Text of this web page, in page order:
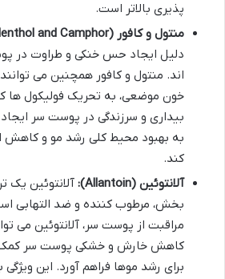
پذیری بالاتر است.
منتول و کافور (Menthol and Camphor):
دلیل ایجاد حس خنکی و طراوت در
اند. منتول و کافور همچنین می
خون موضعی، به تحریک فولیکول
بیداری و سرزندگی در پوست سر ایجاد
به بهبود محیط کلی رشد مو و
کند.
آلانتوئین (Allantoin):
آلانتوئین یک
بخش، مرطوب کننده و ضد التهابی
مراقبت از پوست سر، آلانتوئین می
کاهش خارش و خشکی پوست سر کمک
برای رشد موها فراهم آورد. این ویژگی